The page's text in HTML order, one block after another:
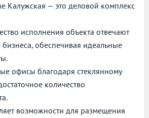
Калужская — это деловой комплекс
исполнения объекта отвечают
обеспечивая идеальные
офисы благодаря стеклянному
количество
возможности для размещения